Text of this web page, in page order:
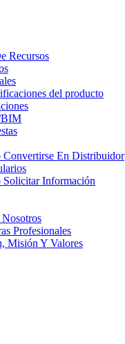
Recursos
del producto
Convertirse En Distribuidor
Solicitar Información
Nosotros
Profesionales
Misión Y Valores